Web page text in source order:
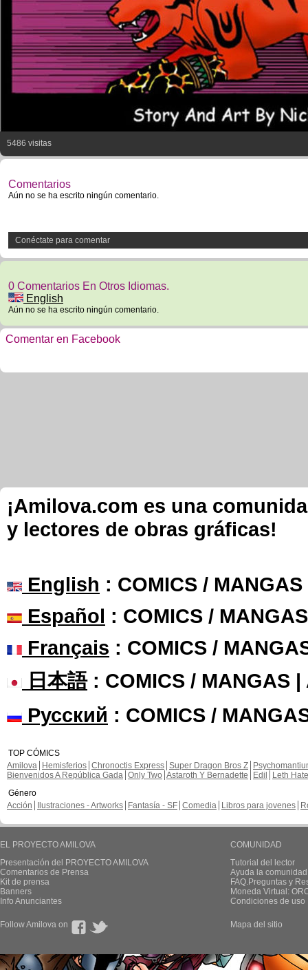
5486 visitas
Comentarios
Aún no se ha escrito ningún comentario.
Conéctate para comentar
0 Comentarios En Otros Idiomas.
English
Aún no se ha escrito ningún comentario.
Comentar en Facebook
¡Amilova.com es una
y lectores de obras gráficas!
English : COMICS /
Español : COMICS /
Français : COMICS /
日本語: COMICS / MANGAS |
Русский : COMICS /
TOP CÓMICS
Amilova
Hemisferios Chronoctis Express Super Dragon Bros Z
Bienvenidos A República Gada Only Two Astaroth Y Bernadette Edil
Leth Hate
Género
Acción
Ilustraciones - Artworks Fantasía - SF Comedia Libros para jovenes
EL PROYECTO AMILOVA
Presentación del PROYECTO AMILOVA
Comentarios de Prensa
Kit de prensa
Banners
Info Anunciantes
COMUNIDAD
Tutorial del lector
Ayuda la
FAQ.Preguntas y
Moneda Virtual:
Condiciones de uso
Follow Amilova on Mapa del sitio